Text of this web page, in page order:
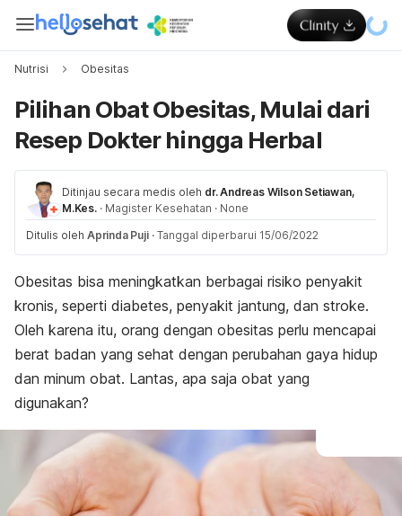
Nutrisi Obesitas
Pilihan Obat Obesitas, Mulai dari
Resep Dokter hingga Herbal
Ditinjau secara medis oleh dr. Andreas Wilson Setiawan,
M.Kes. · Magister Kesehatan · None
Ditulis oleh Aprinda Puji · Tanggal diperbarui 15/06/2022
Obesitas bisa meningkatkan berbagai risiko penyakit
kronis, seperti diabetes, penyakit jantung, dan stroke.
Oleh karena itu, orang dengan obesitas perlu mencapai
berat badan yang sehat dengan perubahan gaya hidup
dan minum obat. Lantas, apa saja obat yang
digunakan?